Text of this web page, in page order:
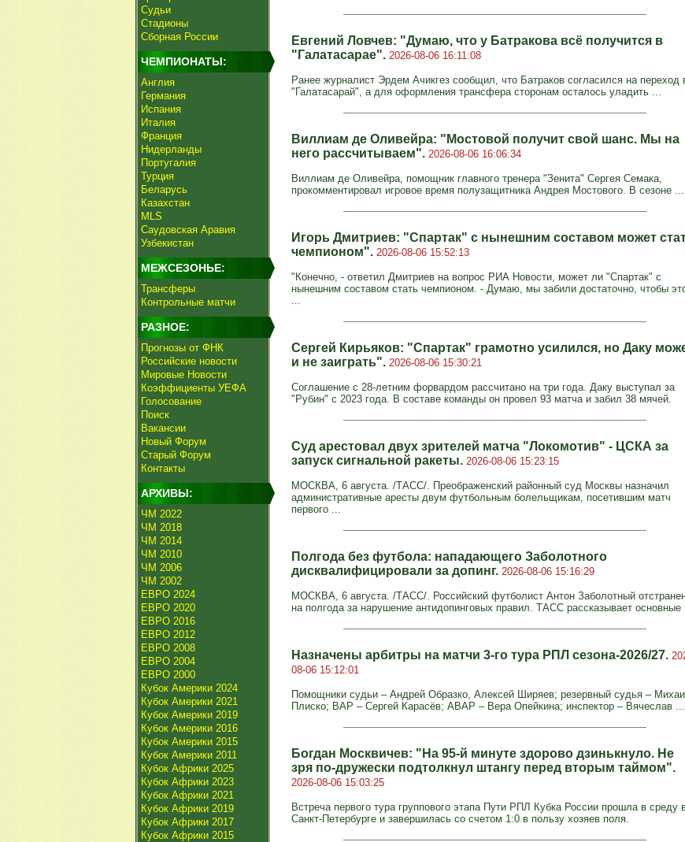
Судьи
Стадионы
Сборная России
ЧЕМПИОНАТЫ:
Англия
Германия
Испания
Италия
Франция
Нидерланды
Португалия
Турция
Беларусь
Казахстан
MLS
Саудовская Аравия
Узбекистан
МЕЖСЕЗОНЬЕ:
Трансферы
Контрольные матчи
РАЗНОЕ:
Прогнозы от ФНК
Российские новости
Мировые Новости
Коэффициенты УЕФА
Голосование
Поиск
Вакансии
Новый Форум
Старый Форум
Контакты
АРХИВЫ:
ЧМ 2022
ЧМ 2018
ЧМ 2014
ЧМ 2010
ЧМ 2006
ЧМ 2002
ЕВРО 2024
ЕВРО 2020
ЕВРО 2016
ЕВРО 2012
ЕВРО 2008
ЕВРО 2004
ЕВРО 2000
Кубок Америки 2024
Кубок Америки 2021
Кубок Америки 2019
Кубок Америки 2016
Кубок Америки 2015
Кубок Америки 2011
Кубок Африки 2025
Кубок Африки 2023
Кубок Африки 2021
Кубок Африки 2019
Кубок Африки 2017
Кубок Африки 2015
Евгений Ловчев: "Думаю, что у Батракова всё получится в
"Галатасарае". 2026-08-06 16:11:08
Ранее журналист Эрдем Ачикгез сообщил, что Батраков согласился на переход
"Галатасарай", а для оформления трансфера сторонам осталось уладить ...
Виллиам де Оливейра: "Мостовой получит свой шанс. Мы на
него рассчитываем". 2026-08-06 16:06:34
Виллиам де Оливейра, помощник главного тренера "Зенита" Сергея Семака,
прокомментировал игровое время полузащитника Андрея Мостового. В сезоне ...
Игорь Дмитриев: "Спартак" с нынешним составом может
чемпионом". 2026-08-06 15:52:13
"Конечно, - ответил Дмитриев на вопрос РИА Новости, может ли "Спартак" с
нынешним составом стать чемпионом. - Думаю, мы забили достаточно, чтобы
...
Сергей Кирьяков: "Спартак" грамотно усилился, но Даку
и не заиграть". 2026-08-06 15:30:21
Соглашение с 28-летним форвардом рассчитано на три года. Даку выступал за
"Рубин" с 2023 года. В составе команды он провел 93 матча и забил 38 мячей.
Суд арестовал двух зрителей матча "Локомотив" - ЦСКА за
запуск сигнальной ракеты. 2026-08-06 15:23:15
МОСКВА, 6 августа. /ТАСС/. Преображенский районный суд Москвы назначил
административные аресты двум футбольным болельщикам, посетившим матч
первого ...
Полгода без футбола: нападающего Заболотного
дисквалифицировали за допинг. 2026-08-06 15:16:29
МОСКВА, 6 августа. /ТАСС/. Российский футболист Антон Заболотный
на полгода за нарушение антидопинговых правил. ТАСС рассказывает основные
Назначены арбитры на матчи 3-го тура РПЛ сезона-2026/27.
08-06 15:12:01
Помощники судьи – Андрей Образко, Алексей Ширяев; резервный судья –
Плиско; ВАР – Сергей Карасёв; АВАР – Вера Опейкина; инспектор – Вячеслав ...
Богдан Москвичев: "На 95‑й минуте здорово дзинькнуло. Не
зря по‑дружески подтолкнул штангу перед вторым таймом".
2026-08-06 15:03:25
Встреча первого тура группового этапа Пути РПЛ Кубка России прошла в среду
Санкт‑Петербурге и завершилась со счетом 1:0 в пользу хозяев поля.